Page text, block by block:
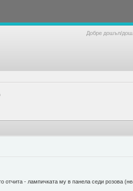
Добре дошъл/
- лампичката му в панела седи розова